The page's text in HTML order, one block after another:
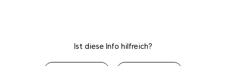
Ist diese Info hilfreich?